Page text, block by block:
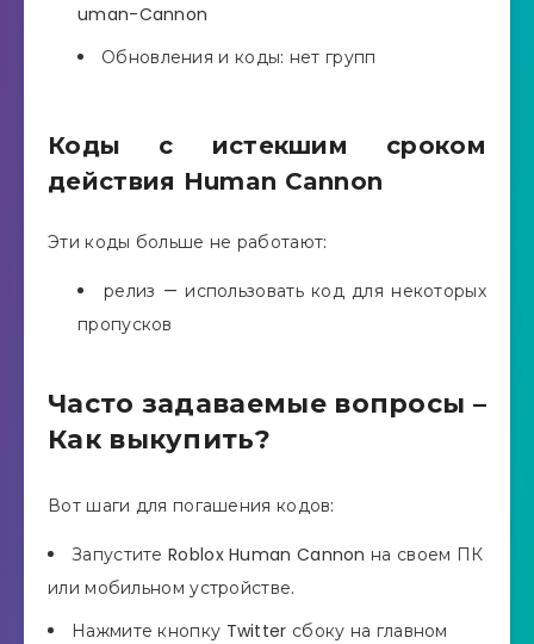
uman-Cannon
Обновления и коды: нет групп
Коды с истекшим сроком
действия Human Cannon
Эти коды больше не работают:
релиз — использовать код для некоторых
пропусков
Часто задаваемые вопросы –
Как выкупить?
Вот шаги для погашения кодов:
Запустите Roblox Human Cannon на своем ПК
или мобильном устройстве.
Нажмите кнопку Twitter сбоку на главном